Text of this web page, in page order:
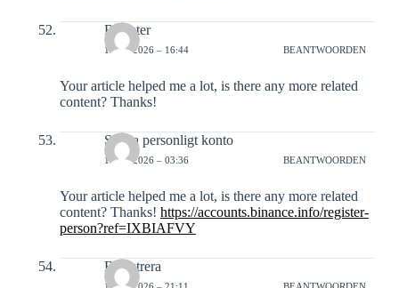
Register
15-01-2026 – 16:44 BEANTWOORDEN
Your article helped me a lot, is there any more related
content? Thanks!
Skapa personligt konto
16-01-2026 – 03:36 BEANTWOORDEN
Your article helped me a lot, is there any more related
content? Thanks! https://accounts.binance.info/register-
person?ref=IXBIAFVY
Registrera
16-01-2026 – 21:11 BEANTWOORDEN